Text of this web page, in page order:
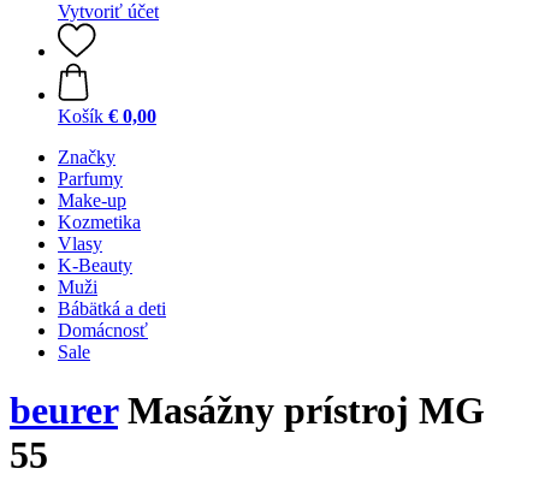
Vytvoriť účet
Košík € 0,00
Značky
Parfumy
Make-up
Kozmetika
Vlasy
K-Beauty
Muži
Bábätká a deti
Domácnosť
Sale
beurerMasážny prístroj MG
55